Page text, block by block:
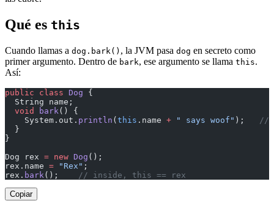
Qué es this
Cuando llamas a dog.bark() , la JVM pasa dog en secreto como
primer argumento. Dentro de bark, ese argumento se llama this.
Así:
public class Dog {
  String name;
  void
bark () {
    System.out.
println (this .name + " says woof" );
//
  }
}
Dog rex = new Dog ();
rex.name = "Rex" ;
rex. bark (); // inside, this == rex
Copiar